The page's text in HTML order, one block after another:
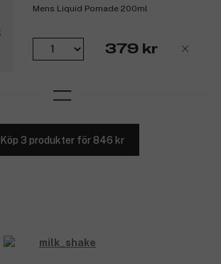
Mens Liquid Pomade 200ml
379 kr
Köp 3 produkter för 846 kr